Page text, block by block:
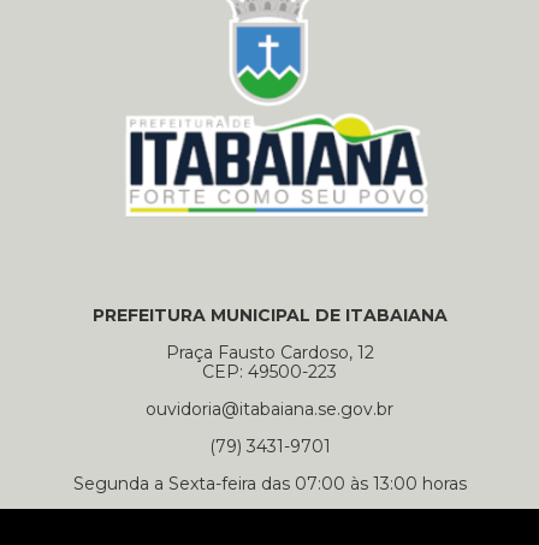
PREFEITURA MUNICIPAL DE ITABAIANA
Praça Fausto Cardoso, 12
CEP: 49500-223
ouvidoria@itabaiana.se.gov.br
(79) 3431-9701
Segunda a Sexta-feira das 07:00 às 13:00 horas